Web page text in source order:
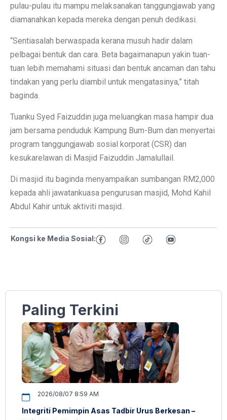
pulau-pulau itu mampu melaksanakan tanggungjawab yang
diamanahkan kepada mereka dengan penuh dedikasi.
“Sentiasalah berwaspada kerana musuh hadir dalam
pelbagai bentuk dan cara. Beta bagaimanapun yakin tuan-
tuan lebih memahami situasi dan bentuk ancaman dan tahu
tindakan yang perlu diambil untuk mengatasinya,” titah
baginda.
Tuanku Syed Faizuddin juga meluangkan masa hampir dua
jam bersama penduduk Kampung Bum-Bum dan menyertai
program tanggungjawab sosial korporat (CSR) dan
kesukarelawan di Masjid Faizuddin Jamalullail.
Di masjid itu baginda menyampaikan sumbangan RM2,000
kepada ahli jawatankuasa pengurusan masjid, Mohd Kahil
Abdul Kahir untuk aktiviti masjid.
Kongsi ke Media Sosial:
Paling Terkini
2026/08/07 8:59 AM
Integriti Pemimpin Asas Tadbir Urus Berkesan –